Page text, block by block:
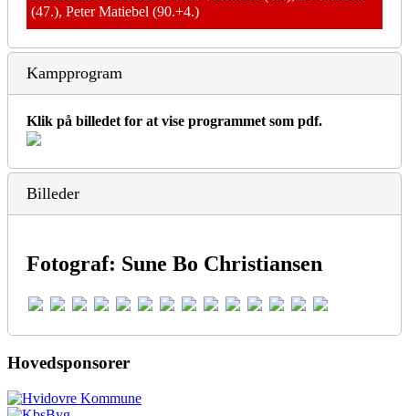
(47.), Peter Matiebel (90.+4.)
Kampprogram
Klik på billedet for at vise programmet som pdf.
Billeder
Fotograf: Sune Bo Christiansen
Hovedsponsorer